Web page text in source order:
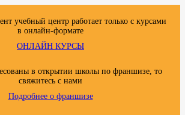
учебный центр работает только с курсами
в онлайн-формате
ОНЛАЙН КУРСЫ
в открытии школы по франшизе, то
свяжитесь с нами
Подробнее о франшизе